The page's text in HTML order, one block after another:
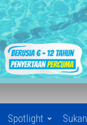
Spotlight Sukan